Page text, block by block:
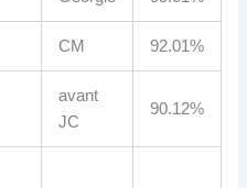
CM 92.01%
avant
JC
90.12%